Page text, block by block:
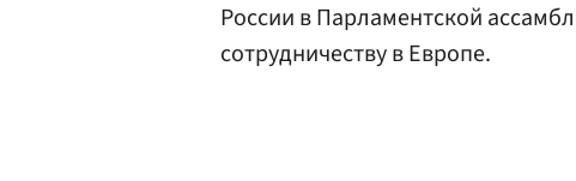
России в Парламентской
сотрудничеству в Европе.